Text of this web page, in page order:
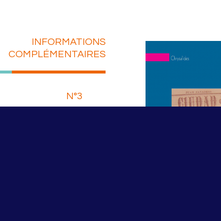
INFORMATIONS
COMPLÉMENTAIRES
N°3